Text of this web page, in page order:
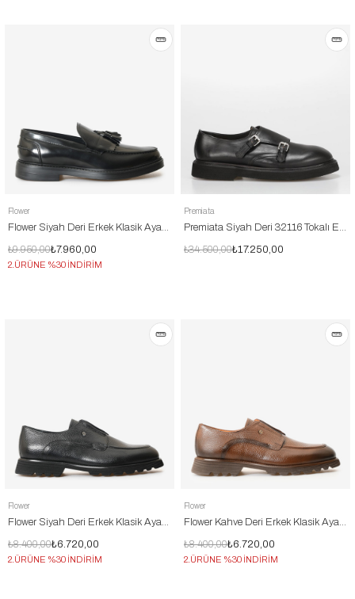
Flower
Flower Siyah Deri Erkek Klasik Ayakkabı
₺7.960,00
₺9.950,00
2.ÜRÜNE %30 İNDİRİM
Premiata
Premiata Siyah Deri 32116 Tokalı Erkek Klasik Ayakkabı
₺17.250,00
₺34.500,00
Flower
Flower Siyah Deri Erkek Klasik Ayakkabı
₺6.720,00
₺8.400,00
2.ÜRÜNE %30 İNDİRİM
Flower
Flower Kahve Deri Erkek Klasik Ayakkabı
₺6.720,00
₺8.400,00
2.ÜRÜNE %30 İNDİRİM